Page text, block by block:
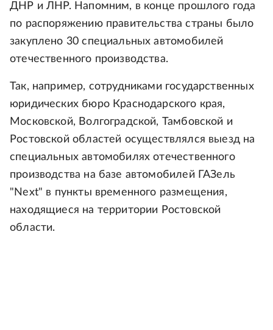
ДНР и ЛНР. Напомним, в конце прошлого года
по распоряжению правительства страны было
закуплено 30 специальных автомобилей
отечественного производства.
Так, например, сотрудниками государственных
юридических бюро Краснодарского края,
Московской, Волгоградской, Тамбовской и
Ростовской областей осуществлялся выезд на
специальных автомобилях отечественного
производства на базе автомобилей ГАЗель
"Next" в пункты временного размещения,
находящиеся на территории Ростовской
области.